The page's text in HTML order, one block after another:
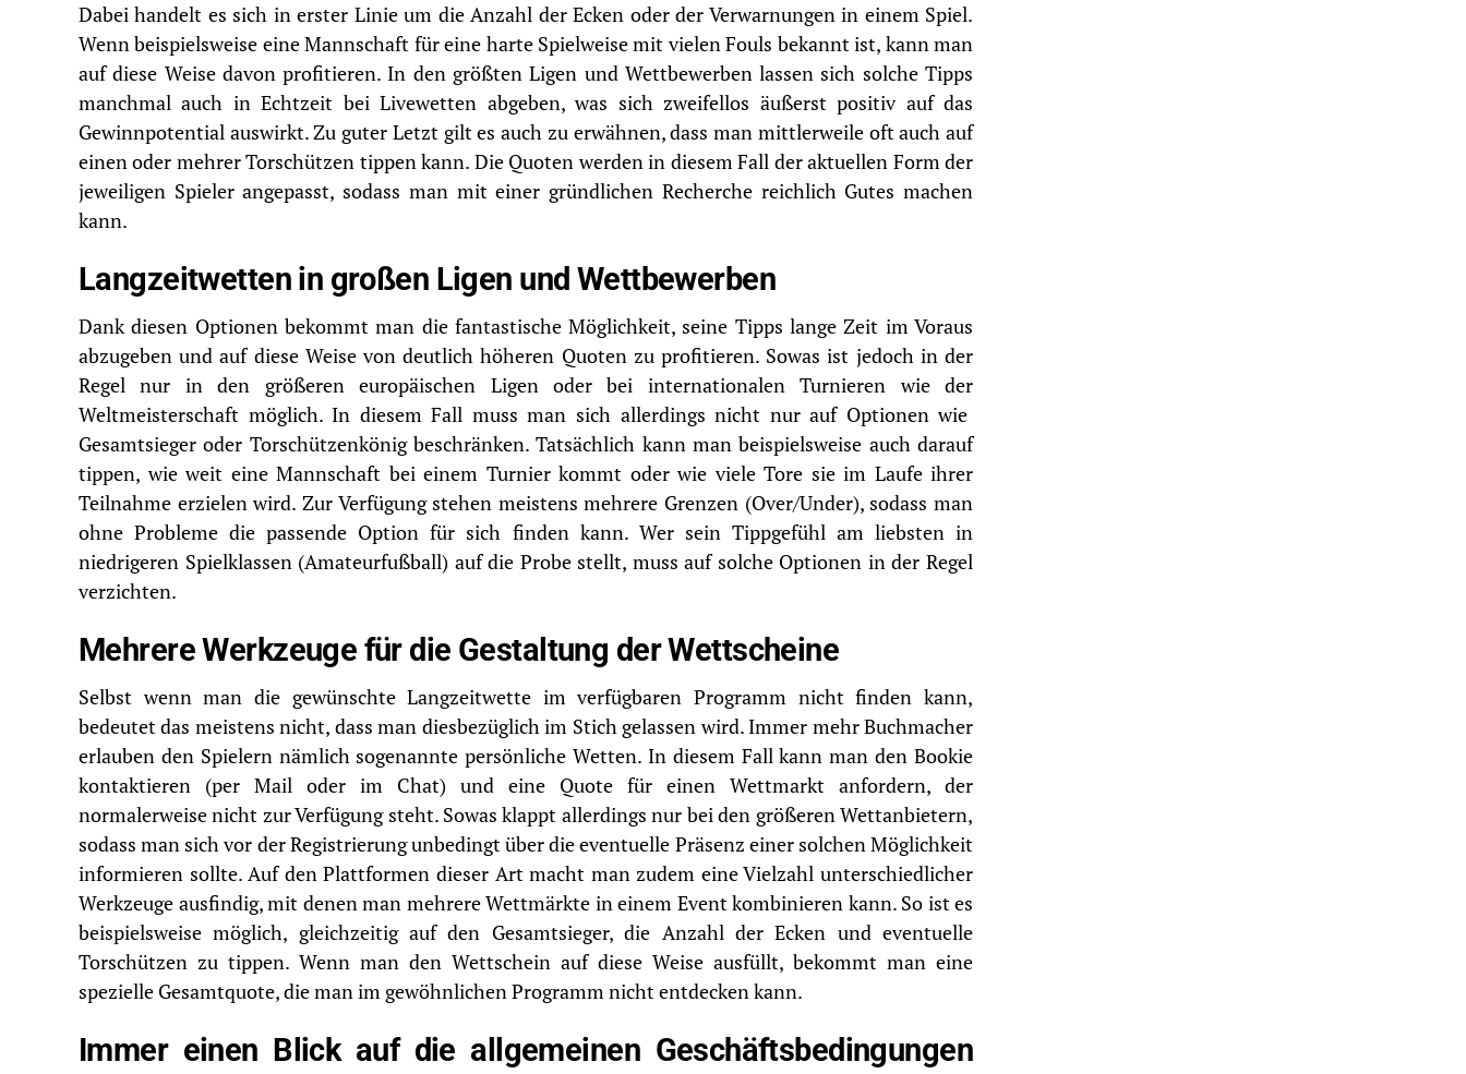
Dabei handelt es sich in erster Linie um die Anzahl der Ecken oder der Verwarnungen in einem Spiel.
Wenn beispielsweise eine Mannschaft für eine harte Spielweise mit vielen Fouls bekannt ist, kann man
auf diese Weise davon profitieren. In den größten Ligen und Wettbewerben lassen sich solche Tipps
manchmal auch in Echtzeit bei Livewetten abgeben, was sich zweifellos äußerst positiv auf das
Gewinnpotential auswirkt. Zu guter Letzt gilt es auch zu erwähnen, dass man mittlerweile oft auch auf
einen oder mehrer Torschützen tippen kann. Die Quoten werden in diesem Fall der aktuellen Form der
jeweiligen Spieler angepasst, sodass man mit einer gründlichen Recherche reichlich Gutes machen
kann.
Langzeitwetten in großen Ligen und Wettbewerben
Dank diesen Optionen bekommt man die fantastische Möglichkeit, seine Tipps lange Zeit im Voraus
abzugeben und auf diese Weise von deutlich höheren Quoten zu profitieren. Sowas ist jedoch in der
Regel nur in den größeren europäischen Ligen oder bei internationalen Turnieren wie der
Weltmeisterschaft möglich. In diesem Fall muss man sich allerdings nicht nur auf Optionen wie
Gesamtsieger oder Torschützenkönig beschränken. Tatsächlich kann man beispielsweise auch darauf
tippen, wie weit eine Mannschaft bei einem Turnier kommt oder wie viele Tore sie im Laufe ihrer
Teilnahme erzielen wird. Zur Verfügung stehen meistens mehrere Grenzen (Over/Under), sodass man
ohne Probleme die passende Option für sich finden kann. Wer sein Tippgefühl am liebsten in
niedrigeren Spielklassen (Amateurfußball) auf die Probe stellt, muss auf solche Optionen in der Regel
verzichten.
Mehrere Werkzeuge für die Gestaltung der Wettscheine
Selbst wenn man die gewünschte Langzeitwette im verfügbaren Programm nicht finden kann,
bedeutet das meistens nicht, dass man diesbezüglich im Stich gelassen wird. Immer mehr Buchmacher
erlauben den Spielern nämlich sogenannte persönliche Wetten. In diesem Fall kann man den Bookie
kontaktieren (per Mail oder im Chat) und eine Quote für einen Wettmarkt anfordern, der
normalerweise nicht zur Verfügung steht. Sowas klappt allerdings nur bei den größeren Wettanbietern,
sodass man sich vor der Registrierung unbedingt über die eventuelle Präsenz einer solchen Möglichkeit
informieren sollte. Auf den Plattformen dieser Art macht man zudem eine Vielzahl unterschiedlicher
Werkzeuge ausfindig, mit denen man mehrere Wettmärkte in einem Event kombinieren kann. So ist es
beispielsweise möglich, gleichzeitig auf den Gesamtsieger, die Anzahl der Ecken und eventuelle
Torschützen zu tippen. Wenn man den Wettschein auf diese Weise ausfüllt, bekommt man eine
spezielle Gesamtquote, die man im gewöhnlichen Programm nicht entdecken kann.
Immer einen Blick auf die allgemeinen Geschäftsbedingungen